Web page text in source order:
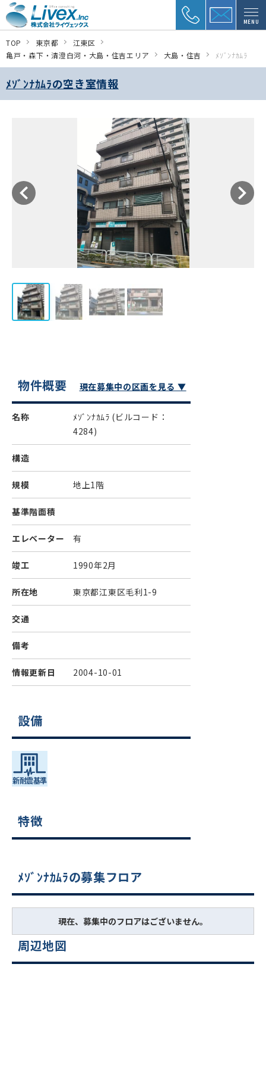
MENU
TOP 東京都
江東区
亀戸・森下・清澄白河・大島・住吉エリア
大島・住吉 ﾒｿﾞﾝﾅｶﾑﾗ
ﾒｿﾞﾝﾅｶﾑﾗの空き室情報
物件概要 現在募集中の区画を見る ▼
名称 ﾒｿﾞﾝﾅｶﾑﾗ (ビルコード：
4284)
構造
規模 地上1階
基準階面積
エレベーター 有
竣工 1990年2月
所在地 東京都江東区毛利1-9
交通
備考
情報更新日 2004-10-01
設備
特徴
ﾒｿﾞﾝﾅｶﾑﾗの募集フロア
現在、募集中のフロアはございません。
周辺地図